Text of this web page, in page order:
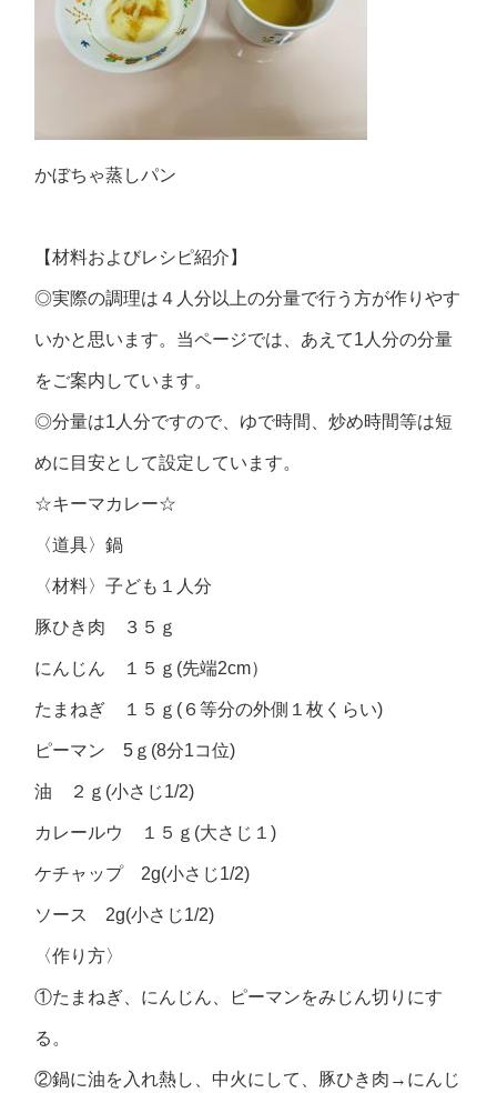
かぼちゃ蒸しパン
【材料およびレシピ紹介】
◎実際の調理は４人分以上の分量で行う方が作りやす
いかと思います。当ページでは、あえて1人分の分量
をご案内しています。
◎分量は1人分ですので、ゆで時間、炒め時間等は短
めに目安として設定しています。
☆キーマカレー☆
〈道具〉鍋
〈材料〉子ども１人分
豚ひき肉 ３５ｇ
にんじん １５ｇ(先端2cm）
たまねぎ １５ｇ(６等分の外側１枚くらい)
ピーマン 5ｇ(8分1コ位)
油 ２ｇ(小さじ1/2)
カレールウ １５ｇ(大さじ１)
ケチャップ 2g(小さじ1/2)
ソース 2g(小さじ1/2)
〈作り方〉
①たまねぎ、にんじん、ピーマンをみじん切りにす
る。
②鍋に油を入れ熱し、中火にして、豚ひき肉→にんじ